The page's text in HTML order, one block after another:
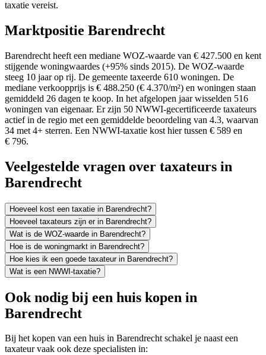
taxatie vereist.
Marktpositie Barendrecht
Barendrecht heeft een mediane WOZ-waarde van € 427.500 en kent
stijgende woningwaardes (+95% sinds 2015). De WOZ-waarde
steeg 10 jaar op rij. De gemeente taxeerde 610 woningen. De
mediane verkoopprijs is € 488.250 (€ 4.370/m²) en woningen staan
gemiddeld 26 dagen te koop. In het afgelopen jaar wisselden 516
woningen van eigenaar. Er zijn 50 NWWI-gecertificeerde taxateurs
actief in de regio met een gemiddelde beoordeling van 4.3, waarvan
34 met 4+ sterren. Een NWWI-taxatie kost hier tussen € 589 en
€ 796.
Veelgestelde vragen over taxateurs in
Barendrecht
Hoeveel kost een taxatie in Barendrecht?
Hoeveel taxateurs zijn er in Barendrecht?
Wat is de WOZ-waarde in Barendrecht?
Hoe is de woningmarkt in Barendrecht?
Hoe kies ik een goede taxateur in Barendrecht?
Wat is een NWWI-taxatie?
Ook nodig bij een huis kopen in
Barendrecht
Bij het kopen van een huis in Barendrecht schakel je naast een
taxateur vaak ook deze specialisten in: